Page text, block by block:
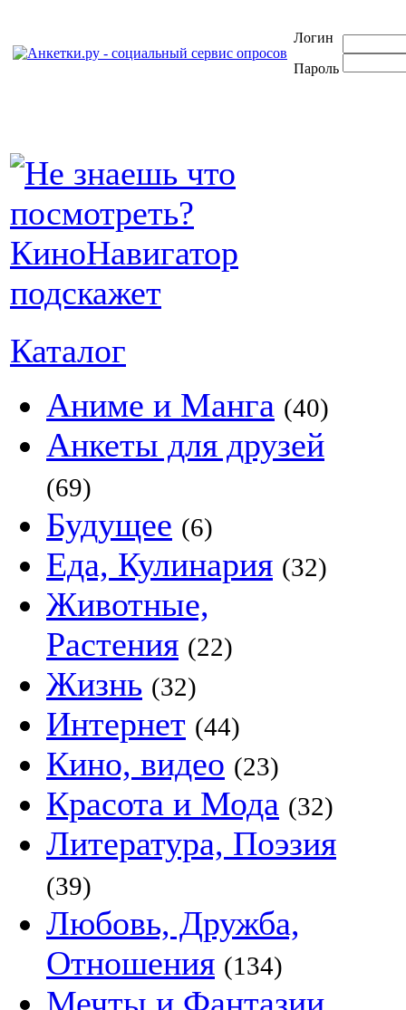
Логин
Пароль
Каталог
Аниме и Манга (40)
Анкеты для друзей
(69)
Будущее (6)
Еда, Кулинария (32)
Животные,
Растения (22)
Жизнь (32)
Интернет (44)
Кино, видео (23)
Красота и Мода (32)
Литература, Поэзия
(39)
Любовь, Дружба,
Отношения (134)